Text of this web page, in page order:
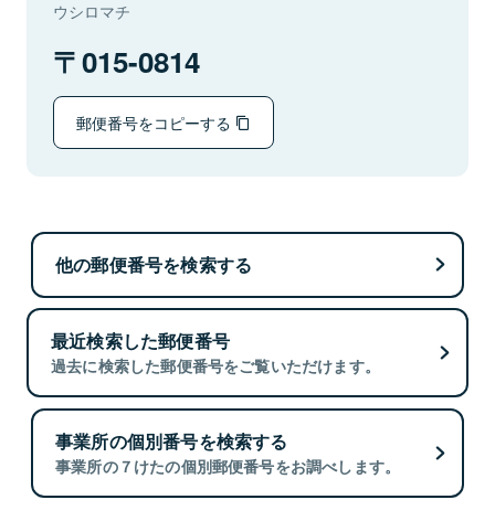
ウシロマチ
015-0814
郵便番号をコピーする
他の郵便番号を検索する
最近検索した郵便番号
過去に検索した郵便番号をご覧いただけます。
事業所の個別番号を検索する
事業所の７けたの個別郵便番号をお調べします。